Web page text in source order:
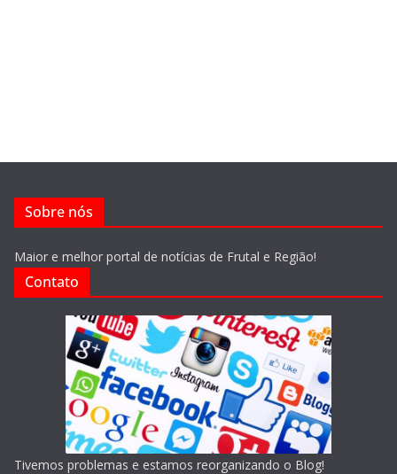
Sobre nós
Maior e melhor portal de notícias de Frutal e Região!
Contato
Tivemos problemas e estamos reorganizando o Blog!